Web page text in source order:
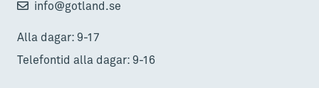
info@gotland.se
Alla dagar: 9-17
Telefontid alla dagar: 9-16